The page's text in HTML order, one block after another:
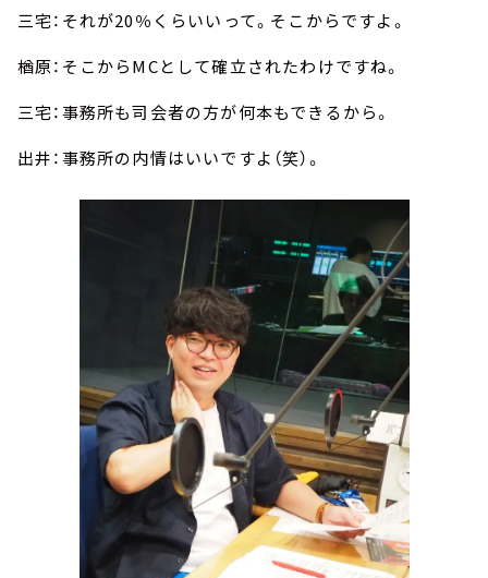
三宅：それが20％くらいいって。そこからですよ。
楢原：そこからMCとして確立されたわけですね。
三宅：事務所も司会者の方が何本もできるから。
出井：事務所の内情はいいですよ（笑）。